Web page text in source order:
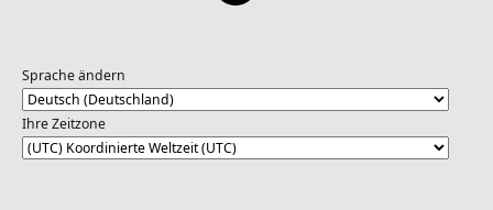
Sprache ändern
Ihre Zeitzone